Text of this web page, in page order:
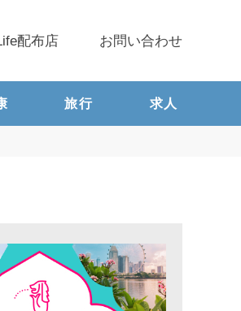
旅行 求人
配布店 お問い合わせ